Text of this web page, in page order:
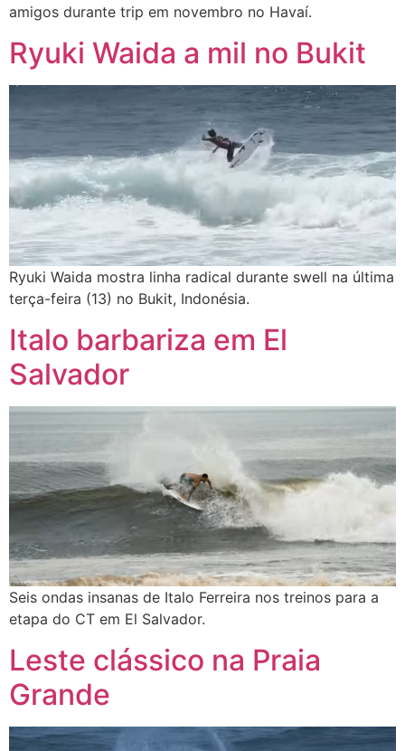
amigos durante trip em novembro no Havaí.
Ryuki Waida a mil no Bukit
Ryuki Waida mostra linha radical durante swell na última
terça-feira (13) no Bukit, Indonésia.
Italo barbariza em El
Salvador
Seis ondas insanas de Italo Ferreira nos treinos para a
etapa do CT em El Salvador.
Leste clássico na Praia
Grande